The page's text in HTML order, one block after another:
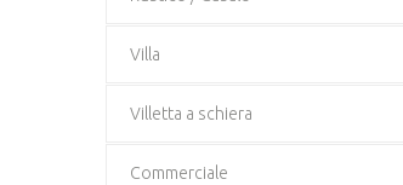
Villa
Villetta a schiera
Commerciale